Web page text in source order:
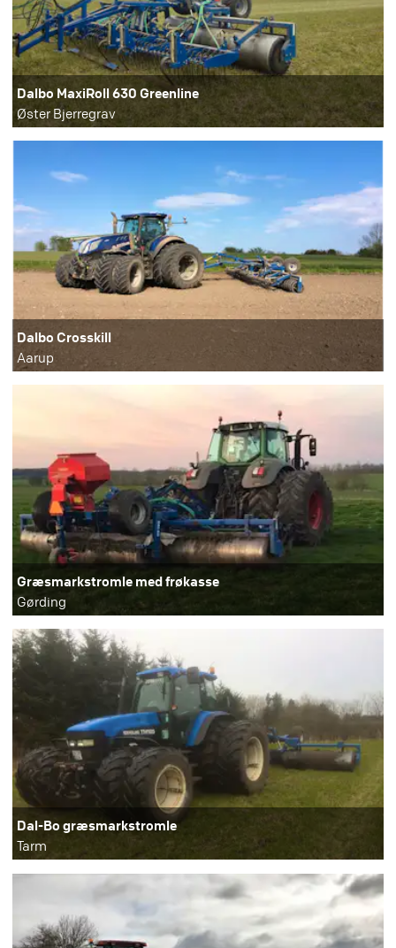
Dalbo MaxiRoll 630 Greenline
Øster Bjerregrav
Dalbo Crosskill
Aarup
Græsmarkstromle med frøkasse
Gørding
Dal-Bo græsmarkstromle
Tarm